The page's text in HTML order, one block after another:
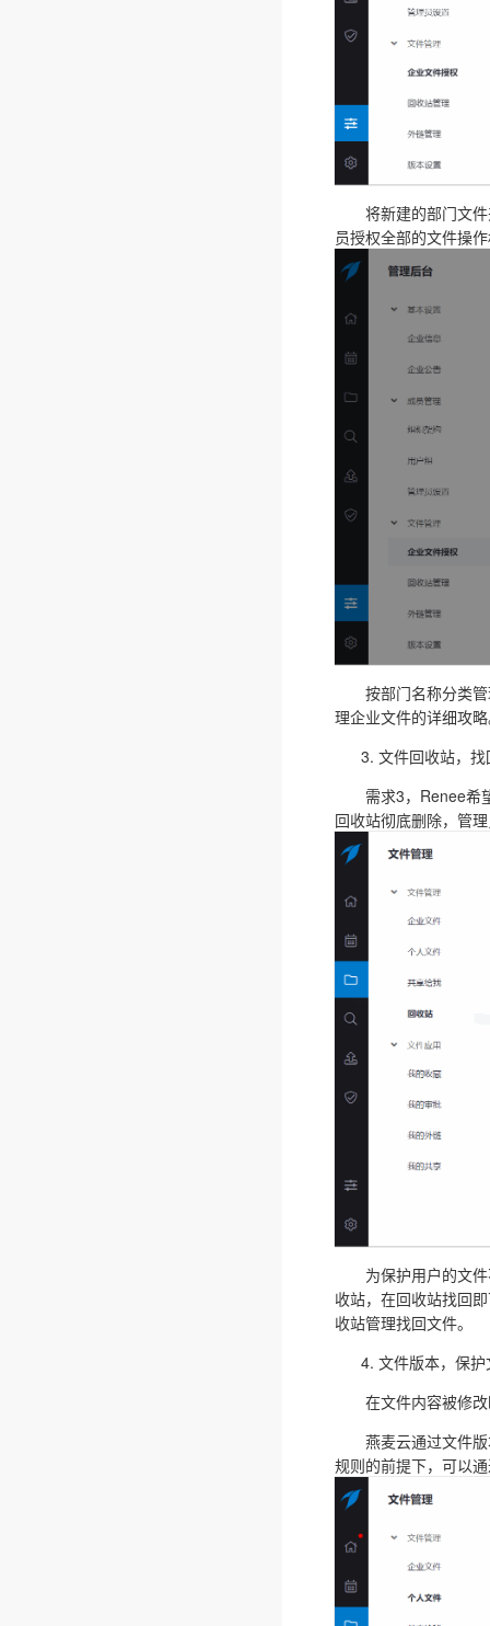
将新建的部门文件
员授权全部的文件操
按部门名称分类管
理企业文件的详细攻
文件回收站，
需求3，Renee希望
回收站彻底删除，管
为保护用户的文件
收站，在回收站找回
收站管理找回文件。
文件版本，保
在文件内容被修改
燕麦云通过文件版
规则的前提下，可以